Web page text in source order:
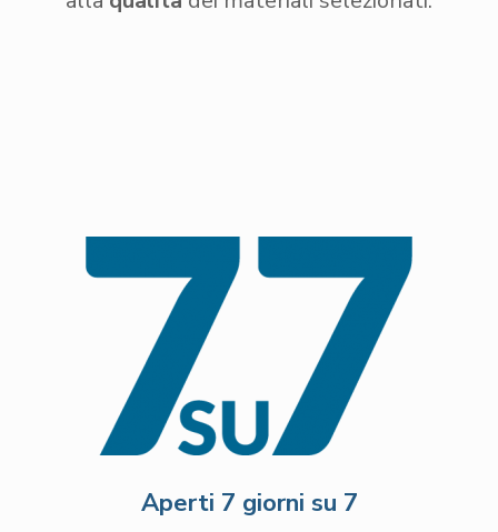
Aperti 7 giorni su 7